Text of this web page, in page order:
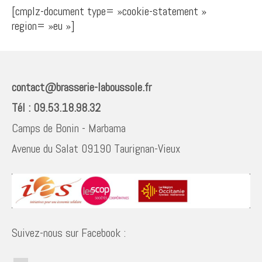
Nos valeurs
[cmplz-document type= »cookie-statement »
region= »eu »]
contact@brasserie-laboussole.fr
Tél : 09.53.18.98.32
Camps de Bonin - Marbama
Avenue du Salat 09190 Taurignan-Vieux
Suivez-nous sur Facebook :